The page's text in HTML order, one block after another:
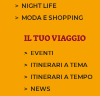
NIGHT LIFE
MODA E SHOPPING
IL TUO VIAGGIO
EVENTI
ITINERARI A TEMA
ITINERARI A TEMPO
NEWS